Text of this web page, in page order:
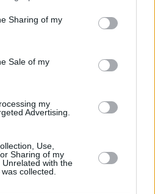
behaviour. You may click to
and its third-party tags to
purposes in below Google
Sharing of my
Sale of my
my
Advertising.
Use,
Sharing of my
with the
collected.
χώρο, το μενού του
μια άλλη διάσταση,
πιάτα, όπως pinsa και
Παράλληλα, η
διαδικασία…
και πιο μοντέρνες
θέση να ικανοποιεί κάθε